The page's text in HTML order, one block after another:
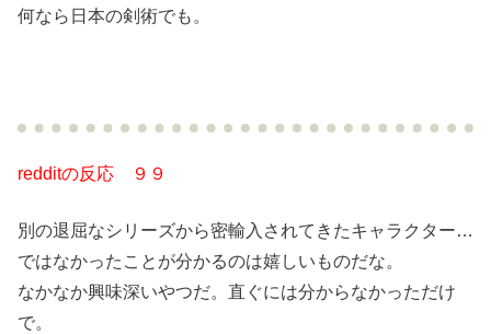
何なら日本の剣術でも。
redditの反応 ９９
別の退屈なシリーズから密輸入されてきたキャラクター…
ではなかったことが分かるのは嬉しいものだな。
なかなか興味深いやつだ。直ぐには分からなかっただけ
で。